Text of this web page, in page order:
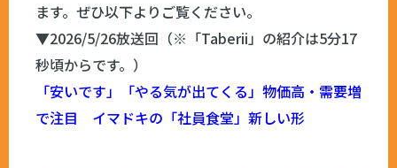
ます。ぜひ以下よりご覧ください。
▼2026/5/26放送回（※「Taberii」の紹介は5分17
秒頃からです。）
「安いです」「やる気が出てくる」物価高・需要増
で注目 イマドキの「社員食堂」新しい形